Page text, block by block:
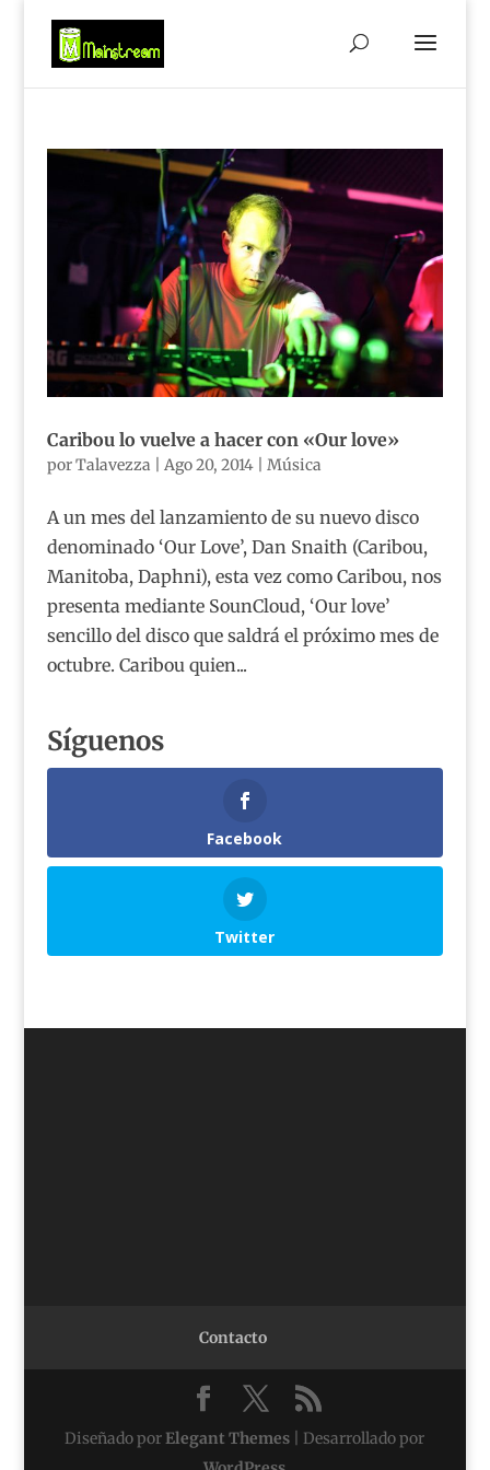
Caribou lo vuelve a hacer con «Our love»
porTalavezza Ago 20, 2014| Música
A un mes del lanzamiento de su nuevo disco
denominado ‘Our Love’, Dan Snaith (Caribou,
Manitoba, Daphni), esta vez como Caribou, nos
presenta mediante SounCloud, ‘Our love’
sencillo del disco que saldrá el próximo mes de
octubre. Caribou quien...
Síguenos
Facebook
Twitter
Contacto
Diseñado por Elegant Themes | Desarrollado por